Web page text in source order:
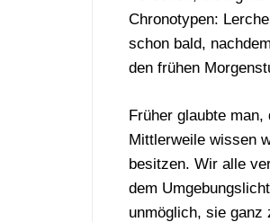
Chronotypen:
schon bald,
den frühen
Früher glaubte
Mittlerweile wissen
besitzen. Wir alle
dem
unmöglich, sie ganz